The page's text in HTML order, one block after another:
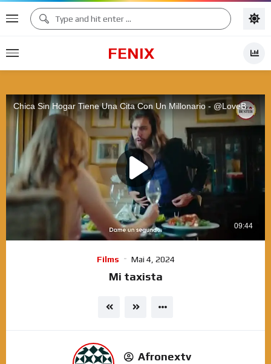
FENIX
Films Mai 4, 2024
Mi taxista
Afronextv